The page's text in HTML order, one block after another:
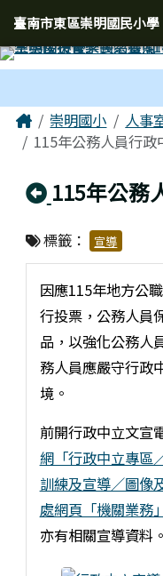
臺南市東區崇
導覽列
臺南市東區崇明國民小學
主內容區域
Home崇明國小 人事
115年公務人員行政
回上頁
115年公務
標籤： 宣導
因應115年地方公
行投票，公務人員
品，以強化公務人
務人員應嚴守行政
境。
前開行政中立文宣
網「行政中立專區
訓練及宣導／圖像
處網頁「機關業務
亦有相關宣導資料。
頁尾區域